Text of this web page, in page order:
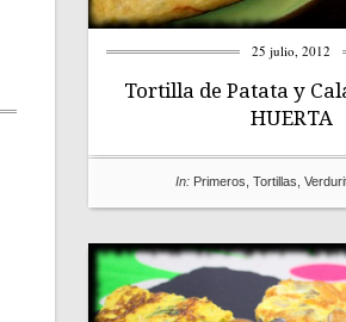
25 julio, 2012
Tortilla de Patata y
HUERTA
In: Primeros Tortillas